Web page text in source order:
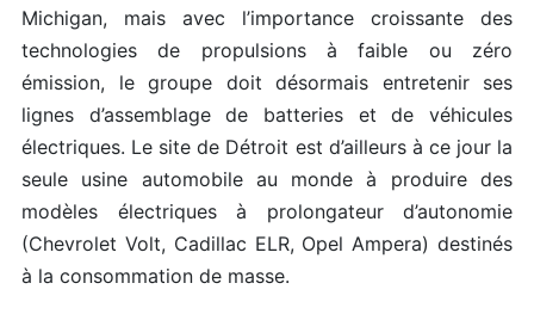
Michigan, mais avec l’importance croissante des
technologies de propulsions à faible ou zéro
émission, le groupe doit désormais entretenir ses
lignes d’assemblage de batteries et de véhicules
électriques. Le site de Détroit est d’ailleurs à ce jour la
seule usine automobile au monde à produire des
modèles électriques à prolongateur d’autonomie
(Chevrolet Volt, Cadillac ELR, Opel Ampera) destinés
à la consommation de masse.